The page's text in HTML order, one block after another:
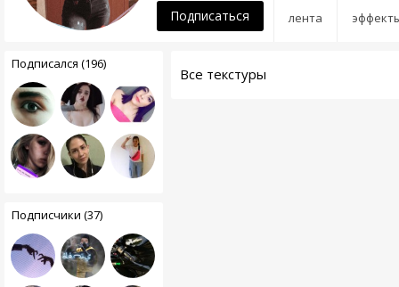
лента
Подписаться
Подписался (196)
Подписчики (37)
Все текстуры